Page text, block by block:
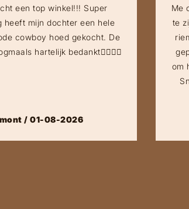
een top winkel!!! Super
heeft mijn dochter een hele
cowboy hoed gekocht. De
hartelijk bedankt👍🏻👍🏻
/ 01-08-2026
Me
te
om